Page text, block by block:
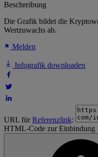
Beschreibung
Die Grafik bildet die
Wertzuwachs ab.
Melden
Infografik downloaden
URL fürReferenzlink:
HTML-Code zur Einbindung